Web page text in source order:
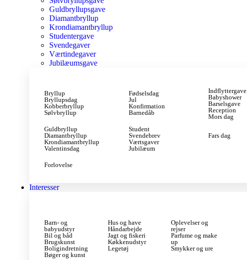
Guldbryllupsgave
Diamantbryllup
Krondiamantbryllup
Studentergave
Svendegaver
Værtindegaver
Jubilæumsgave
Bryllup
Bryllupsdag
Kobberbryllup
Sølvbryllup
Guldbryllup
Diamantbryllup
Krondiamantbryllup
Valentinsdag
Forlovelse
Fødselsdag
Jul
Konfirmation
Barnedåb
Student
Svendebrev
Værtsgaver
Jubilæum
Indflyttergave
Babyshower
Barselsgave
Reception
Mors dag
Fars dag
Interesser
Barn- og
babyudstyr
Bil og båd
Brugskunst
Boligindretning
Bøger og kunst
Hus og have
Håndarbejde
Jagt og fiskeri
Køkkenudstyr
Legetøj
Oplevelser og
rejser
Parfume og make
up
Smykker og ure